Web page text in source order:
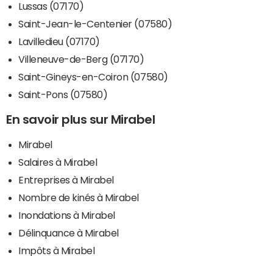
Lussas (07170)
Saint-Jean-le-Centenier (07580)
Lavilledieu (07170)
Villeneuve-de-Berg (07170)
Saint-Gineys-en-Coiron (07580)
Saint-Pons (07580)
En savoir plus sur Mirabel
Mirabel
Salaires à Mirabel
Entreprises à Mirabel
Nombre de kinés à Mirabel
Inondations à Mirabel
Délinquance à Mirabel
Impôts à Mirabel